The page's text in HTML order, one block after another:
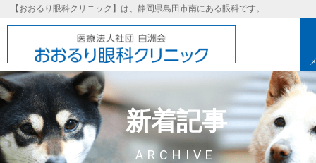
【おおるり眼科クリニック】は、静岡県島田市南にある眼科です。
新着記事
ARCHIVE